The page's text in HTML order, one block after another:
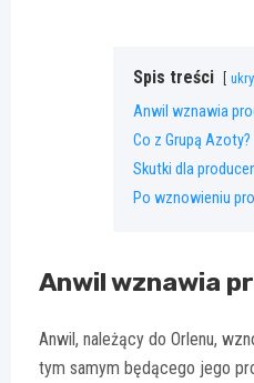
Spis treści
Anwil wznawia
Co z Grupą Azoty?
Skutki dla
Po wznowieniu
Anwil wznawia
Anwil, należący do Orlenu,
tym samym będącego jego